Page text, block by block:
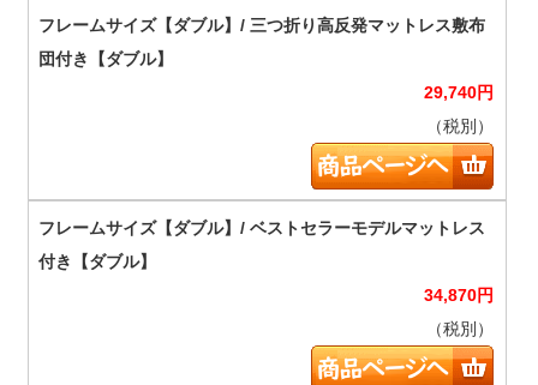
29,740円
（税別）
34,870円
（税別）